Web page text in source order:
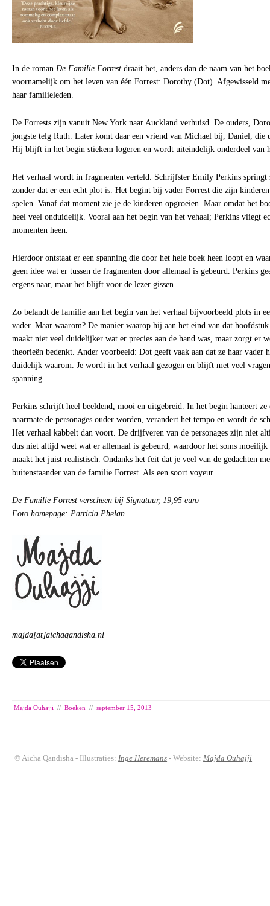
In de roman De Familie Forrest draait het, anders dan de naam van het
voornamelijk om het leven van één Forrest: Dorothy (Dot). Afgewisseld
haar familieleden.
De Forrests zijn vanuit New York naar Auckland verhuisd. De ouders,
jongste telg Ruth. Later komt daar een vriend van Michael bij, Daniel,
Hij blijft in het begin stiekem logeren en wordt uiteindelijk onderdeel van
Het verhaal wordt in fragmenten verteld. Schrijfster Emily Perkins springt
zonder dat er een echt plot is. Het begint bij vader Forrest die zijn
spelen. Vanaf dat moment zie je de kinderen opgroeien. Maar omdat het
heel veel onduidelijk. Vooral aan het begin van het vehaal; Perkins vliegt
momenten heen.
Hierdoor ontstaat er een spanning die door het hele boek heen loopt en
geen idee wat er tussen de fragmenten door allemaal is gebeurd. Perkins
ergens naar, maar het blijft voor de lezer gissen.
Zo belandt de familie aan het begin van het verhaal bijvoorbeeld plots in
vader. Maar waarom? De manier waarop hij aan het eind van dat
maakt niet veel duidelijker wat er precies aan de hand was, maar zorgt er
theorieën bedenkt. Ander voorbeeld: Dot geeft vaak aan dat ze haar vader
duidelijk waarom. Je wordt in het verhaal gezogen en blijft met veel
spanning.
Perkins schrijft heel beeldend, mooi en uitgebreid. In het begin hanteert ze
naarmate de personages ouder worden, verandert het tempo en wordt de
Het verhaal kabbelt dan voort. De drijfveren van de personages zijn niet
dus niet altijd weet wat er allemaal is gebeurd, waardoor het soms
maakt het juist realistisch. Ondanks het feit dat je veel van de gedachten
buitenstaander van de familie Forrest. Als een soort voyeur.
De Familie Forrest verscheen bij Signatuur, 19,95 euro
Foto homepage: Patricia Phelan
majda[at]aichaqandisha.nl
Majda Ouhajji // Boeken // september 15, 2013
© Aicha Qandisha - Illustraties:Inge Heremans - Website:Majda Ouhajji